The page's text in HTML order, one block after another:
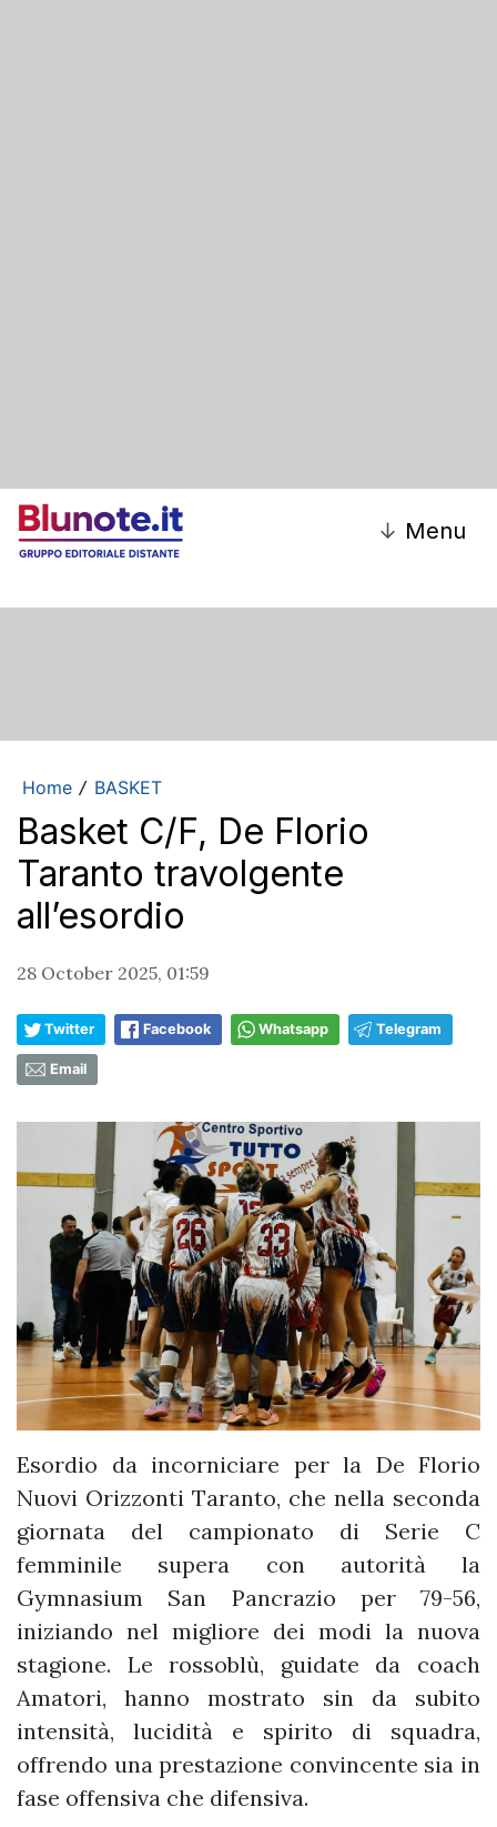
↓ Menu
Home / BASKET
Basket C/F, De Florio
Taranto travolgente
all’esordio
28 October 2025, 01:59
Twitter Facebook Whatsapp Telegram
Email
Esordio da incorniciare per la De Florio
Nuovi Orizzonti Taranto, che nella seconda
giornata del campionato di Serie C
femminile supera con autorità la
Gymnasium San Pancrazio per 79-56,
iniziando nel migliore dei modi la nuova
stagione. Le rossoblù, guidate da coach
Amatori, hanno mostrato sin da subito
intensità, lucidità e spirito di squadra,
offrendo una prestazione convincente sia in
fase offensiva che difensiva.